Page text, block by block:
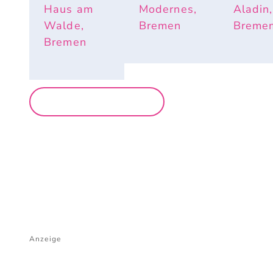
Haus am
Walde,
Bremen
Modernes,
Bremen
Aladin,
Anzeige